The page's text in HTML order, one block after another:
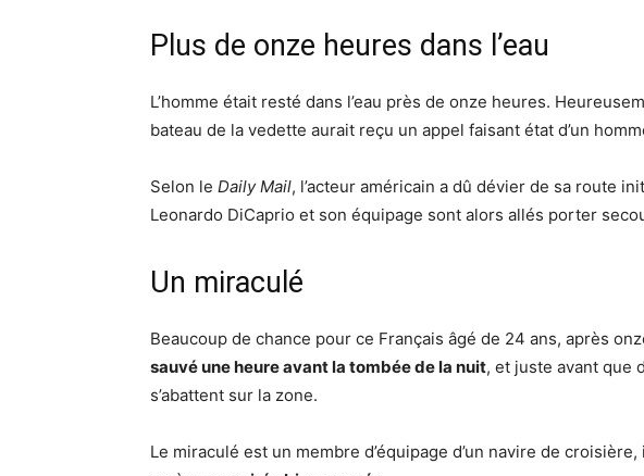
Plus de onze heures dans l’eau
L’homme était resté dans l’eau près de onze heures.
bateau de la vedette aurait reçu un appel faisant état d’un
Selon le Daily Mail, l’acteur américain a dû dévier de sa route
Leonardo DiCaprio et son équipage sont alors allés porter
Un miraculé
Beaucoup de chance pour ce Français âgé de 24 ans, après
sauvé une heure avant la tombée de la nuit, et juste avant que
s’abattent sur la zone.
Le miraculé est un membre d’équipage d’un navire de